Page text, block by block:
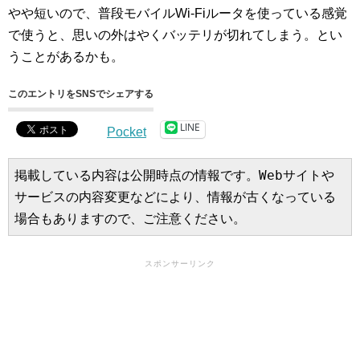
やや短いので、普段モバイルWi-Fiルータを使っている感覚
で使うと、思いの外はやくバッテリが切れてしまう。とい
うことがあるかも。
このエントリをSNSでシェアする
Pocket LINE
掲載している内容は公開時点の情報です。Webサイトや
サービスの内容変更などにより、情報が古くなっている
場合もありますので、ご注意ください。
スポンサーリンク